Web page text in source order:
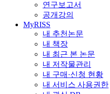
연구보고서
공개강의
MyRISS
내 추천논문
내 책장
내 최근 본 논문
내 저작물관리
내 구매·신청 현황
내 서비스 사용권한